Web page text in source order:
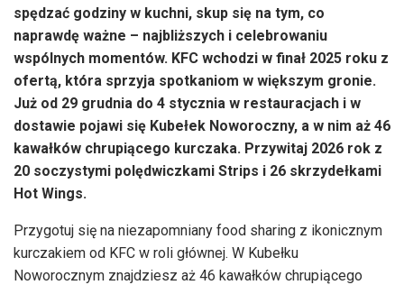
spędzać godziny w kuchni, skup się na tym, co
naprawdę ważne – najbliższych i celebrowaniu
wspólnych momentów. KFC wchodzi w finał 2025 roku z
ofertą, która sprzyja spotkaniom w większym gronie.
Już od 29 grudnia do 4 stycznia w restauracjach i w
dostawie pojawi się Kubełek Noworoczny, a w nim aż 46
kawałków chrupiącego kurczaka. Przywitaj 2026 rok z
20 soczystymi polędwiczkami Strips i 26 skrzydełkami
Hot Wings.
Przygotuj się na niezapomniany food sharing z ikonicznym
kurczakiem od KFC w roli głównej. W Kubełku
Noworocznym znajdziesz aż 46 kawałków chrupiącego